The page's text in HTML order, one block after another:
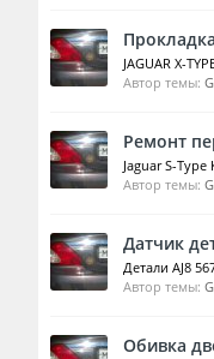
JAGUAR X-
Автор темы:
Ремонт
Jaguar S-
Автор темы:
Датчик
Детали AJ8
Автор темы:
Обивка